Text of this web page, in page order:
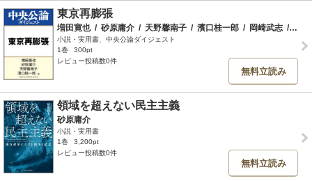
東京再膨張
増田寛也 / 砂原庸介 / 天野馨南子 / 濱口桂一郎 / 岡崎武志 / 速
小説・実用書、中央公論ダイジェスト
1巻
300pt
レビュー投稿数0件
無料立読み
領域を超えない民主主義
砂原庸介
小説・実用書
1巻
3,200pt
レビュー投稿数0件
無料立読み